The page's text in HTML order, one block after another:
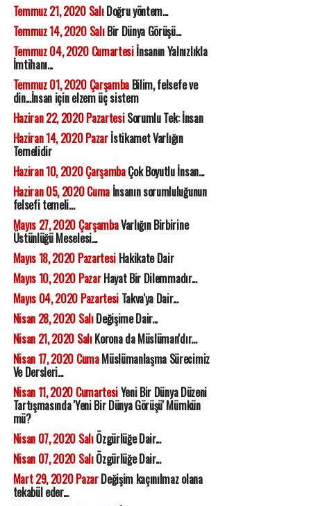
Temmuz 21, 2020 SalıDoğru yöntem...
Temmuz 14, 2020 SalıBir Dünya Görüşü...
Temmuz 04, 2020 Cumartesiİnsanın Yalnızlıkla
İmtihanı...
Temmuz 01, 2020 ÇarşambaBilim, felsefe ve
din...İnsan için elzem üç sistem
Haziran 22, 2020 PazartesiSorumlu Tek: İnsan
Haziran 14, 2020 Pazarİstikamet Varlığın
Temelidir
Haziran 10, 2020 ÇarşambaÇok Boyutlu İnsan...
Haziran 05, 2020 Cumaİnsanın sorumluluğunun
felsefi temeli...
Mayıs 27, 2020 ÇarşambaVarlığın Birbirine
Üstünlüğü Meselesi...
Mayıs 18, 2020 PazartesiHakikate Dair
Mayıs 10, 2020 PazarHayat Bir Dilemmadır...
Mayıs 04, 2020 PazartesiTakva'ya Dair...
Nisan 28, 2020 SalıDeğişime Dair...
Nisan 21, 2020 SalıKorona da Müslüman'dır...
Nisan 17, 2020 CumaMüslümanlaşma Sürecimiz
Ve Dersleri...
Nisan 11, 2020 CumartesiYeni Bir Dünya Düzeni
Tartışmasında 'Yeni Bir Dünya Görüşü' Mümkün
mü?
Nisan 07, 2020 SalıÖzgürlüğe Dair...
Nisan 07, 2020 SalıÖzgürlüğe Dair...
Mart 29, 2020 PazarDeğişim kaçınılmaz olana
tekabül eder...